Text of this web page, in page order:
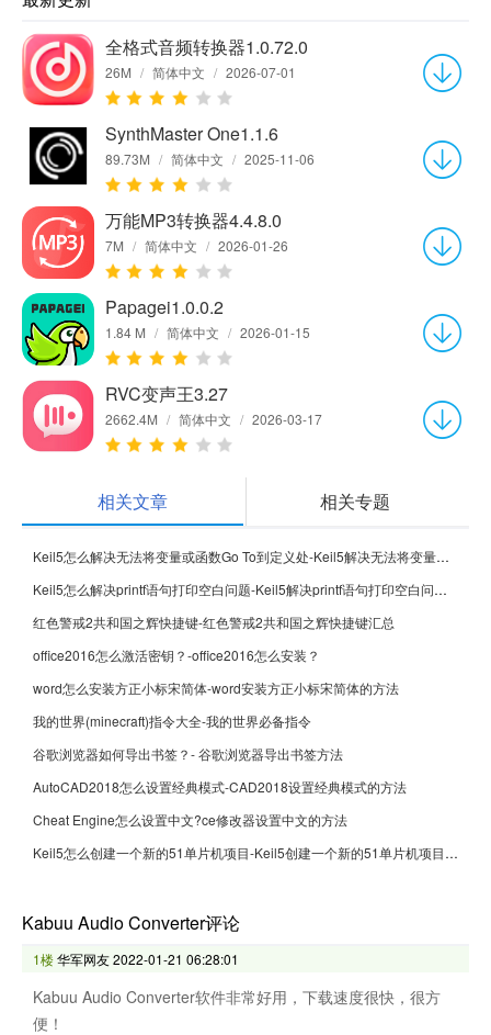
全格式音频转换器1.0.72.0
26M / 简体中文 / 2026-07-01
SynthMaster One1.1.6
89.73M / 简体中文 / 2025-11-06
万能MP3转换器4.4.8.0
7M / 简体中文 / 2026-01-26
Papagei1.0.0.2
1.84 M / 简体中文 / 2026-01-15
RVC变声王3.27
2662.4M / 简体中文 / 2026-03-17
相关文章 相关专题
Keil5怎么解决无法将变量或函数Go To到定义处-Keil5解决无法将变量或函数Go To到定义处的方法
Keil5怎么解决printf语句打印空白问题-Keil5解决printf语句打印空白问题的方法
红色警戒2共和国之辉快捷键-红色警戒2共和国之辉快捷键汇总
office2016怎么激活密钥？-office2016怎么安装？
word怎么安装方正小标宋简体-word安装方正小标宋简体的方法
我的世界(minecraft)指令大全-我的世界必备指令
谷歌浏览器如何导出书签？- 谷歌浏览器导出书签方法
AutoCAD2018怎么设置经典模式-CAD2018设置经典模式的方法
Cheat Engine怎么设置中文?ce修改器设置中文的方法
Keil5怎么创建一个新的51单片机项目-Keil5创建一个新的51单片机项目的方法
Kabuu Audio Converter评论
1楼华军网友2022-01-21 06:28:01
Kabuu Audio Converter软件非常好用，下载速度很快，很方
便！